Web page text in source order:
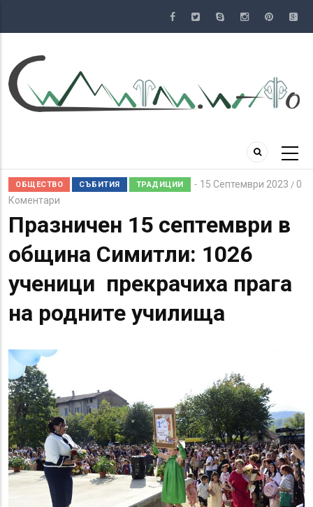
съдържание
ОБЩЕСТВО СЪБИТИЯ ТРАДИЦИИ 15 Септември 2023 / 0
Коментари
Празничен 15 септември в
община Симитли: 1026
ученици прекрачиха прага
на родните училища